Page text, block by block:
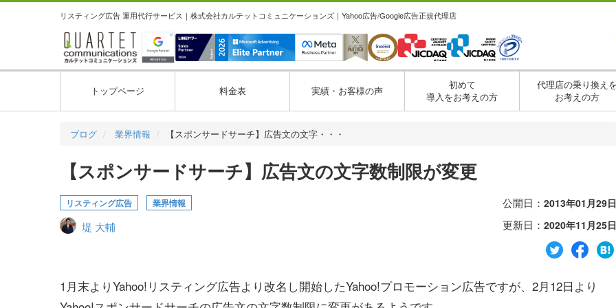
リスティング広告 運用代行サービス｜株式会社カルテットコミュニケーションズ｜Yahoo広告/Google広告正規代理店
トップページ 料金表 実績・お客様の声
初めて
導入をお考えの方
代理店の乗り換え
お考えの方
ブログ 業界情報 【スポンサードサーチ】広告文の文字・・・
【スポンサードサーチ】広告文の文字数制限が変更
リスティング広告 業界情報
堤 大輔
公開日： 2013年01月29日
更新日： 2020年11月25日
1月末よりYahoo!リスティング広告より改名し開始したYahoo!プロモーション広告ですが、2月12日より